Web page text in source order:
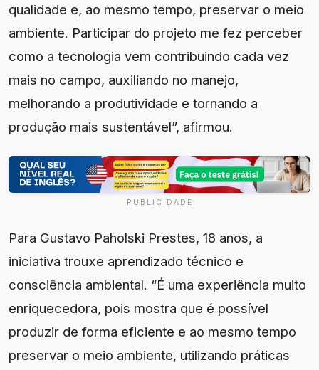
qualidade e, ao mesmo tempo, preservar o meio
ambiente. Participar do projeto me fez perceber
como a tecnologia vem contribuindo cada vez
mais no campo, auxiliando no manejo,
melhorando a produtividade e tornando a
produção mais sustentável”, afirmou.
PUBLICIDADE
Para Gustavo Paholski Prestes, 18 anos, a
iniciativa trouxe aprendizado técnico e
consciência ambiental. “É uma experiência muito
enriquecedora, pois mostra que é possível
produzir de forma eficiente e ao mesmo tempo
preservar o meio ambiente, utilizando práticas